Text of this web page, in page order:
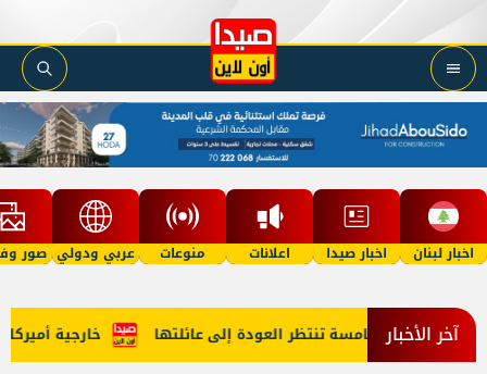
اخبار لبنان اخبار صيدا اعلانات منوعات عربي ودولي صور
آخر الأخبار خارجية أميركا: في الخامسة تنتظر العودة إلى عائلتها